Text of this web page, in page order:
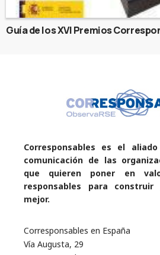
Guía de los XVI Premios
Corresponsables es el
comunicación de las
que quieren poner en
responsables para
mejor.
Corresponsables en España
Vía Augusta, 29